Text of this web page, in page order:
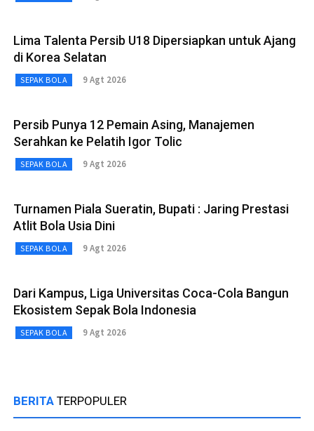
Lima Talenta Persib U18 Dipersiapkan untuk Ajang
di Korea Selatan
SEPAK BOLA 9 Agt 2026
Persib Punya 12 Pemain Asing, Manajemen
Serahkan ke Pelatih Igor Tolic
SEPAK BOLA 9 Agt 2026
Turnamen Piala Sueratin, Bupati : Jaring Prestasi
Atlit Bola Usia Dini
SEPAK BOLA 9 Agt 2026
Dari Kampus, Liga Universitas Coca-Cola Bangun
Ekosistem Sepak Bola Indonesia
SEPAK BOLA 9 Agt 2026
BERITA TERPOPULER